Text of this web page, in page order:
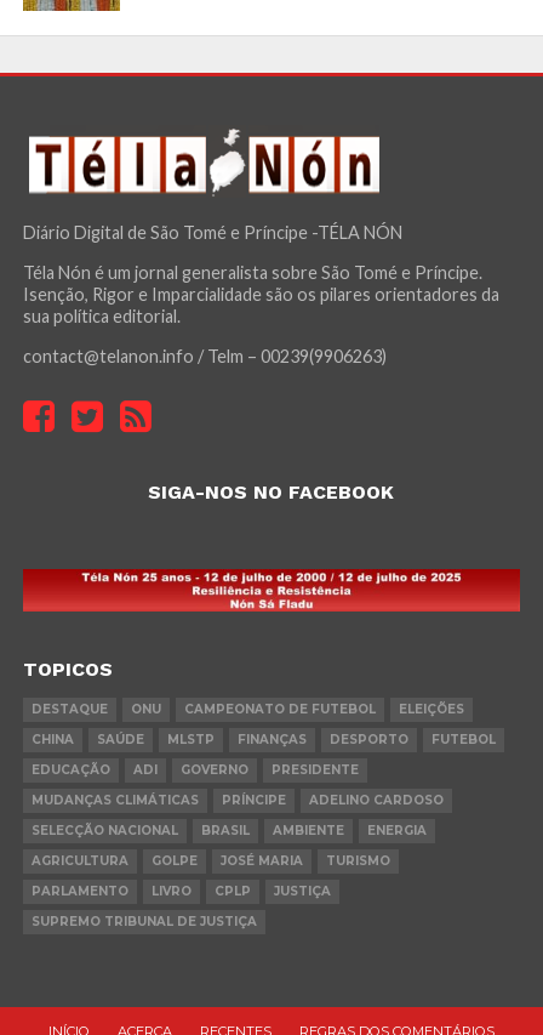
Diário Digital de São Tomé e Príncipe -TÉLA NÓN
Téla Nón é um jornal generalista sobre São Tomé e Príncipe.
Isenção, Rigor e Imparcialidade são os pilares orientadores da
sua política editorial.
contact@telanon.info / Telm – 00239(9906263)
SIGA-NOS NO FACEBOOK
TOPICOS
DESTAQUE ONU CAMPEONATO DE FUTEBOL
ELEIÇÕES
CHINA
SAÚDE MLSTP FINANÇAS DESPORTO
FUTEBOL
EDUCAÇÃO
ADI GOVERNO
PRESIDENTE
MUDANÇAS CLIMÁTICAS
PRÍNCIPE
ADELINO CARDOSO
SELECÇÃO NACIONAL
BRASIL AMBIENTE
ENERGIA
AGRICULTURA
GOLPE JOSÉ MARIA
TURISMO
PARLAMENTO
LIVRO CPLP
JUSTIÇA
SUPREMO TRIBUNAL DE JUSTIÇA
INÍCIO ACERCA RECENTES REGRAS DOS COMENTÁRIOS